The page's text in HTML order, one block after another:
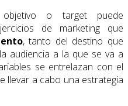
o target puede
de marketing que
, tanto del destino que
audiencia a la que se va a
se entrelazan con el
llevar a cabo una estrategia